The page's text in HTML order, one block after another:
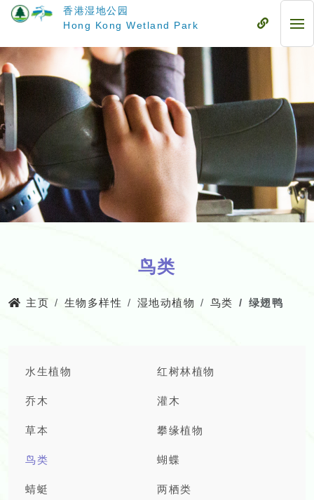
要
内
容
香港湿地公园
Hong Kong Wetland Park
流
流
动
鸟类
主页 生物多样性 湿地动植物 鸟类 绿翅鸭
水生植物 红树林植物
乔木 灌木
草本 攀缘植物
鸟类 蝴蝶
蜻蜓 两栖类